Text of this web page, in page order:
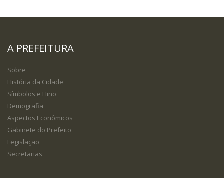
A PREFEITURA
Sobre
História da Cidade
Símbolos e Hino
Demografia
Aspectos Econômicos
Gabinete do Prefeito
Legislação
Secretarias